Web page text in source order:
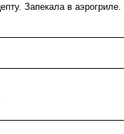
Запекала в аэрогриле.